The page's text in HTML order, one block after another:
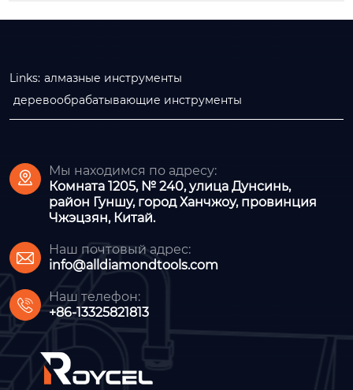
Links: алмазные инструменты
деревообрабатывающие инструменты

Мы находимся по адресу:
Комната 1205, № 240, улица Дунсинь,
район Гуншу, город Ханчжоу, провинция
Чжэцзян, Китай.

Наш почтовый адрес:
info@alldiamondtools.com

Наш телефон:
+86-13325821813